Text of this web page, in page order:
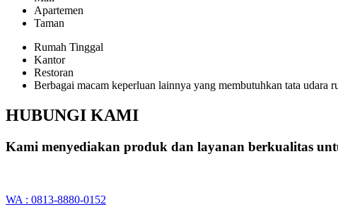
Apartemen
Taman
Rumah Tinggal
Kantor
Restoran
Berbagai macam keperluan lainnya yang membutuhkan tata udara
HUBUNGI KAMI
Kami menyediakan produk dan layanan berkualitas
WA : 0813-8880-0152